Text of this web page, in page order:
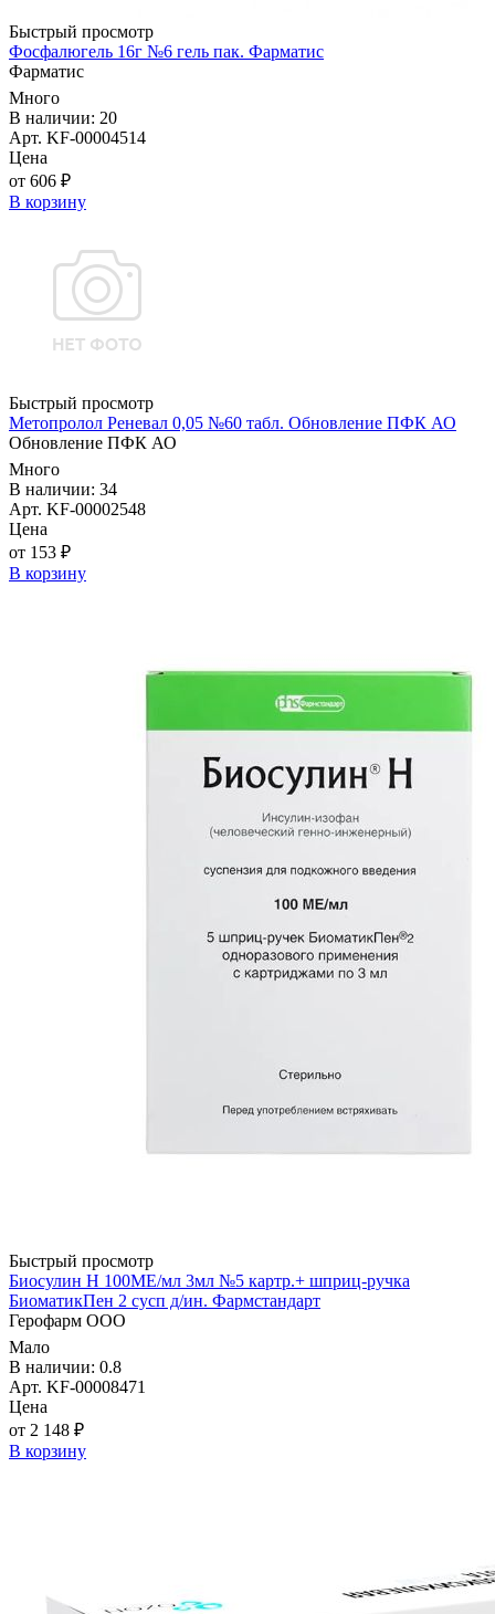
Быстрый просмотр
Фосфалюгель 16г №6 гель пак. Фарматис
Фарматис
Много
В наличии: 20
Арт. KF-00004514
Цена
от 606 ₽
В корзину
Быстрый просмотр
Метопролол Реневал 0,05 №60 табл. Обновление ПФК АО
Обновление ПФК АО
Много
В наличии: 34
Арт. KF-00002548
Цена
от 153 ₽
В корзину
Быстрый просмотр
Биосулин Н 100МЕ/мл 3мл №5 картр.+ шприц-ручка
БиоматикПен 2 сусп д/ин. Фармстандарт
Герофарм ООО
Мало
В наличии: 0.8
Арт. KF-00008471
Цена
от 2 148 ₽
В корзину